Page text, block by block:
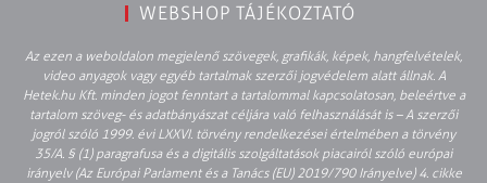
WEBSHOP TÁJÉKOZTATÓ
Az ezen a weboldalon megjelenő szövegek, grafikák, képek, hangfelvételek,
video anyagok vagy egyéb tartalmak szerzői jogvédelem alatt állnak. A
Hetek.hu Kft. minden jogot fenntart a tartalommal kapcsolatosan, beleértve a
tartalom szöveg- és adatbányászat céljára való felhasználását is – A szerzői
jogról szóló 1999. évi LXXVI. törvény rendelkezései értelmében a törvény
35/A. § (1) paragrafusa és a digitális szolgáltatások piacairól szóló európai
irányelv (Az Európai Parlament és a Tanács (EU) 2019/790 Irányelve) 4. cikke